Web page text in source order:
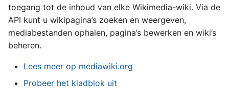
toegang tot de inhoud van elke Wikimedia-wiki. Via de
API kunt u wikipagina’s zoeken en weergeven,
mediabestanden ophalen, pagina’s bewerken en wiki’s
beheren.
Lees meer op mediawiki.org
Probeer het kladblok uit